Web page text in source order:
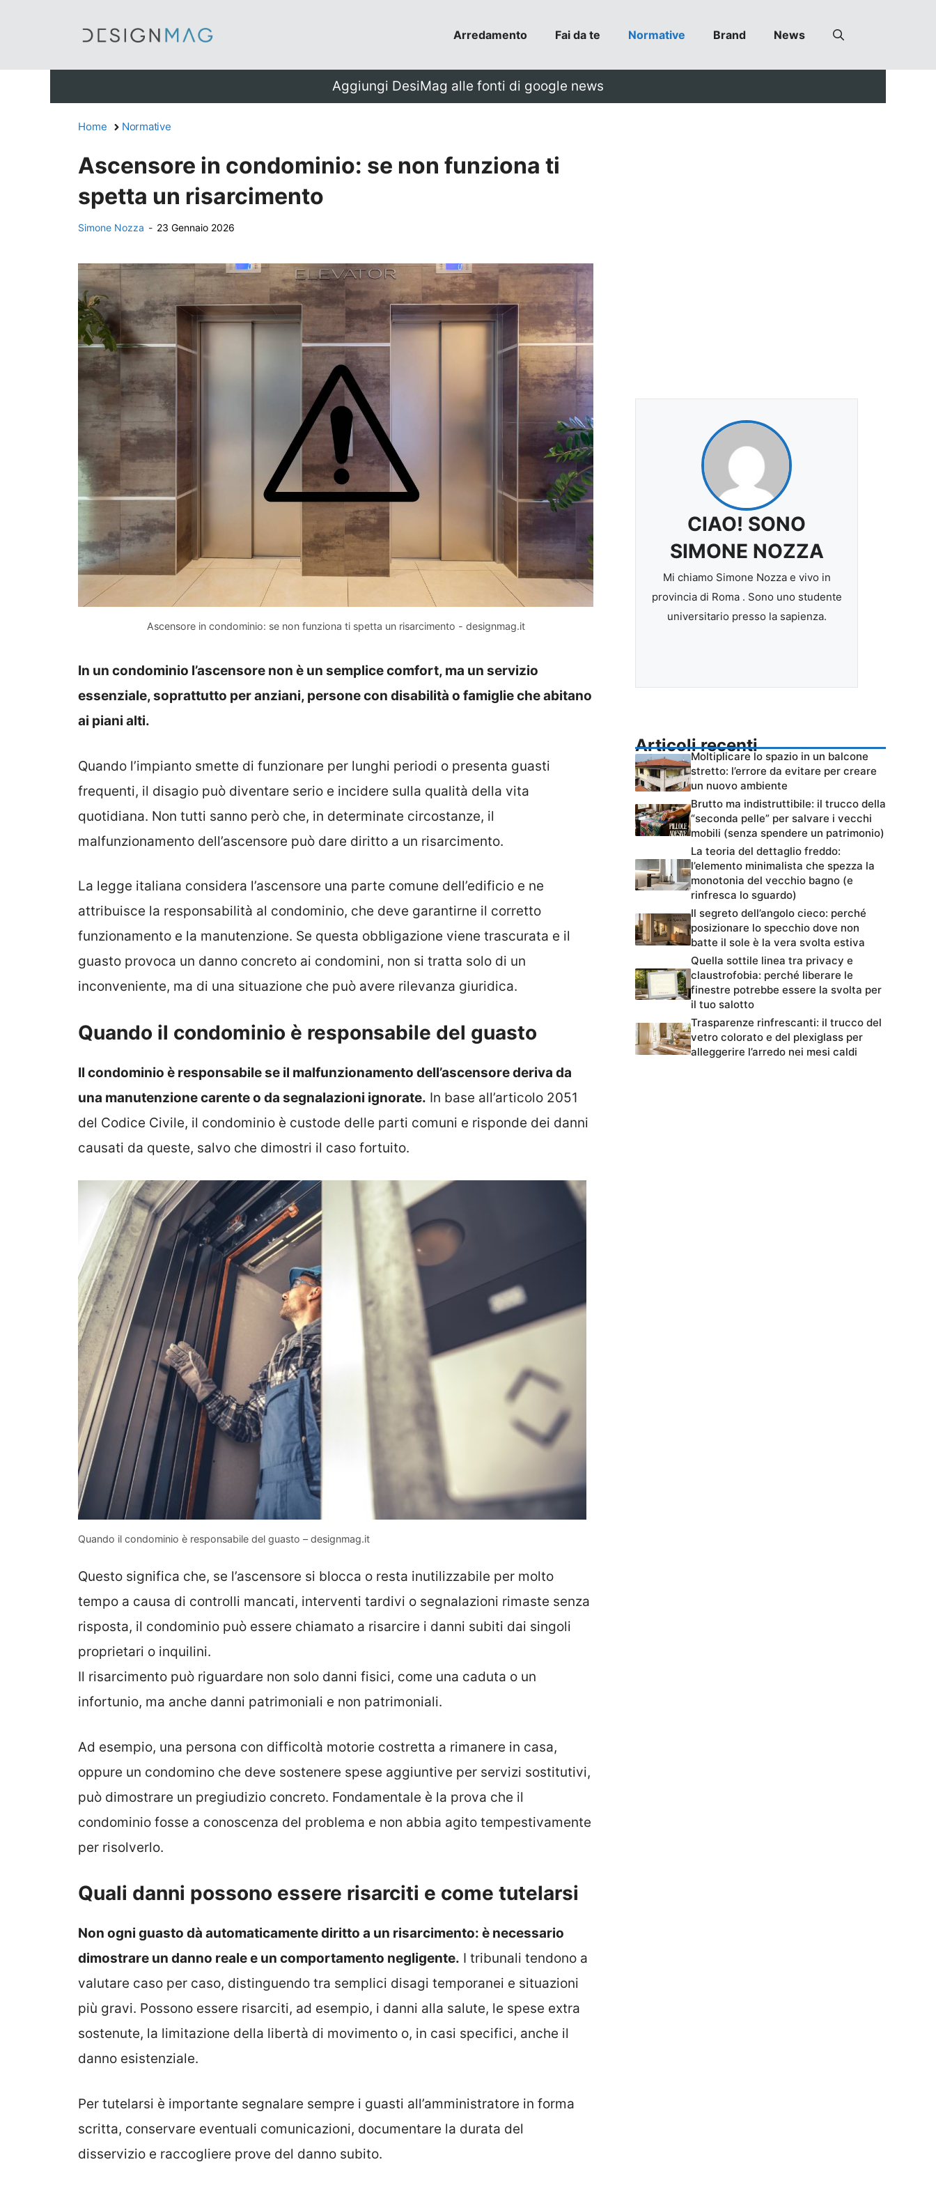
Arredamento Fai da te Normative Brand News
Aggiungi DesiMag alle fonti di google news
Home Normative
Ascensore in condominio: se non funziona ti
spetta un risarcimento
Simone Nozza - 23 Gennaio 2026
Ascensore in condominio: se non funziona ti spetta un risarcimento - designmag.it
In un condominio l’ascensore non è un semplice comfort, ma un servizio
essenziale, soprattutto per anziani, persone con disabilità o famiglie che abitano
ai piani alti.
Quando l’impianto smette di funzionare per lunghi periodi o presenta guasti
frequenti, il disagio può diventare serio e incidere sulla qualità della vita
quotidiana. Non tutti sanno però che, in determinate circostanze, il
malfunzionamento dell’ascensore può dare diritto a un risarcimento.
La legge italiana considera l’ascensore una parte comune dell’edificio e ne
attribuisce la responsabilità al condominio, che deve garantirne il corretto
funzionamento e la manutenzione. Se questa obbligazione viene trascurata e il
guasto provoca un danno concreto ai condomini, non si tratta solo di un
inconveniente, ma di una situazione che può avere rilevanza giuridica.
Quando il condominio è responsabile del guasto
Il condominio è responsabile se il malfunzionamento dell’ascensore deriva da
una manutenzione carente o da segnalazioni ignorate. In base all’articolo 2051
del Codice Civile, il condominio è custode delle parti comuni e risponde dei danni
causati da queste, salvo che dimostri il caso fortuito.
Quando il condominio è responsabile del guasto – designmag.it
Questo significa che, se l’ascensore si blocca o resta inutilizzabile per molto
tempo a causa di controlli mancati, interventi tardivi o segnalazioni rimaste senza
risposta, il condominio può essere chiamato a risarcire i danni subiti dai singoli
proprietari o inquilini.
Il risarcimento può riguardare non solo danni fisici, come una caduta o un
infortunio, ma anche danni patrimoniali e non patrimoniali.
Ad esempio, una persona con difficoltà motorie costretta a rimanere in casa,
oppure un condomino che deve sostenere spese aggiuntive per servizi sostitutivi,
può dimostrare un pregiudizio concreto. Fondamentale è la prova che il
condominio fosse a conoscenza del problema e non abbia agito tempestivamente
per risolverlo.
Quali danni possono essere risarciti e come tutelarsi
Non ogni guasto dà automaticamente diritto a un risarcimento: è necessario
dimostrare un danno reale e un comportamento negligente. I tribunali tendono a
valutare caso per caso, distinguendo tra semplici disagi temporanei e situazioni
più gravi. Possono essere risarciti, ad esempio, i danni alla salute, le spese extra
sostenute, la limitazione della libertà di movimento o, in casi specifici, anche il
danno esistenziale.
Per tutelarsi è importante segnalare sempre i guasti all’amministratore in forma
scritta, conservare eventuali comunicazioni, documentare la durata del
disservizio e raccogliere prove del danno subito.
CIAO! SONO
SIMONE NOZZA
Mi chiamo Simone Nozza e vivo in
provincia di Roma . Sono uno studente
universitario presso la sapienza.
Articoli recenti
Moltiplicare lo spazio in un balcone
stretto: l’errore da evitare per creare
un nuovo ambiente
Brutto ma indistruttibile: il trucco della
“seconda pelle” per salvare i vecchi
mobili (senza spendere un patrimonio)
La teoria del dettaglio freddo:
l’elemento minimalista che spezza la
monotonia del vecchio bagno (e
rinfresca lo sguardo)
Il segreto dell’angolo cieco: perché
posizionare lo specchio dove non
batte il sole è la vera svolta estiva
Quella sottile linea tra privacy e
claustrofobia: perché liberare le
finestre potrebbe essere la svolta per
il tuo salotto
Trasparenze rinfrescanti: il trucco del
vetro colorato e del plexiglass per
alleggerire l’arredo nei mesi caldi